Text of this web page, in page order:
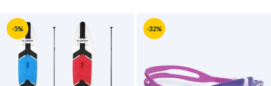
-5% -32%